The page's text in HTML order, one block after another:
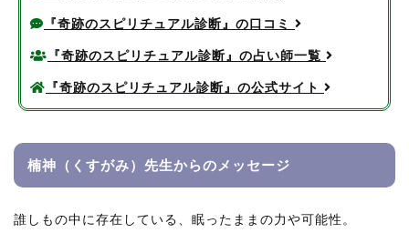
『奇跡のスピリチュアル診断』の口コミ
『奇跡のスピリチュアル診断』の占い師一覧
『奇跡のスピリチュアル診断』の公式サイト
楠神（くすがみ）先生からの メッセージ
誰しもの中に存在している、眠ったままの力や可能性。